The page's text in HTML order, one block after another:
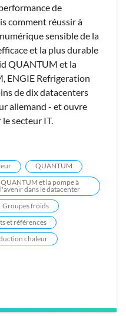
de
comment réussir à
sensible de la
et la plus durable
QUANTUM et la
ENGIE Refrigeration
de dix datacenters
allemand - et ouvre
secteur IT.
QUANTUM
et la pompe à
dans le datacenter
Groupes froids
et références
chaleur